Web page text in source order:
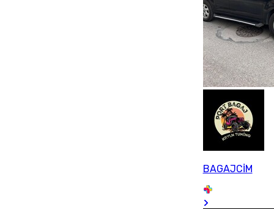
BAGAJCİM